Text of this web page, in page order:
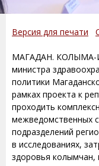
Версия для печати
МАГАДАН. КОЛЫМА-
министра
политики
рамках проекта к
проходить
межведомственных
подразделений
в исследованиях,
здоровья колымчан,